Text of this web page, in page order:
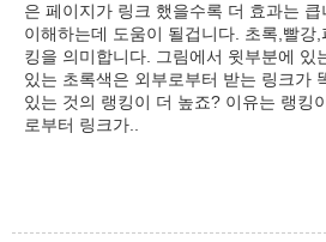
은 페이지가 링크 했을수록 더 효과는
이해하는데 도움이 될겁니다. 초록,빨강
킹을 의미합니다. 그림에서 윗부분에 있
있는 초록색은 외부로부터 받는 링크가
있는 것의 랭킹이 더 높죠? 이유는 랭킹
로부터 링크가..